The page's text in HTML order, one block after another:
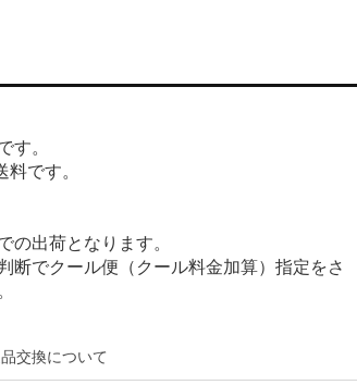
す。
です。
出荷となります。
断でクール便（クール料金加算）指定をさ
交換について